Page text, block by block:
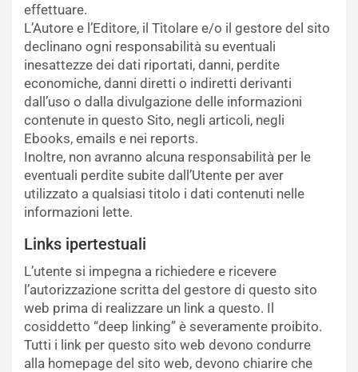
effettuare.
L’Autore e l’Editore, il Titolare e/o il gestore del sito
declinano ogni responsabilità su eventuali
inesattezze dei dati riportati, danni, perdite
economiche, danni diretti o indiretti derivanti
dall’uso o dalla divulgazione delle informazioni
contenute in questo Sito, negli articoli, negli
Ebooks, emails e nei reports.
Inoltre, non avranno alcuna responsabilità per le
eventuali perdite subite dall’Utente per aver
utilizzato a qualsiasi titolo i dati contenuti nelle
informazioni lette.
Links ipertestuali
L’utente si impegna a richiedere e ricevere
l’autorizzazione scritta del gestore di questo sito
web prima di realizzare un link a questo. Il
cosiddetto “deep linking” è severamente proibito.
Tutti i link per questo sito web devono condurre
alla homepage del sito web, devono chiarire che